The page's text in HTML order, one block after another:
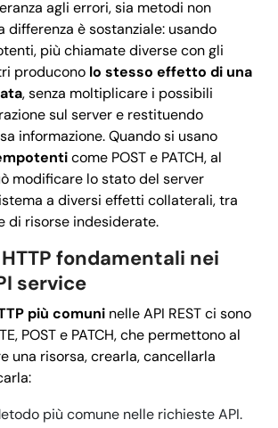
agli errori, sia metodi non
differenza è sostanziale: usando
più chiamate diverse con gli
producono lo stesso effetto di una
, senza moltiplicare i possibili
sul server e restituendo
informazione. Quando si usano
come POST e PATCH, al
modificare lo stato del server
a diversi effetti collaterali, tra
di risorse indesiderate.
fondamentali nei
service
più comuni nelle API REST ci sono
POST e PATCH, che permettono al
una risorsa, crearla, cancellarla
più comune nelle richieste API.